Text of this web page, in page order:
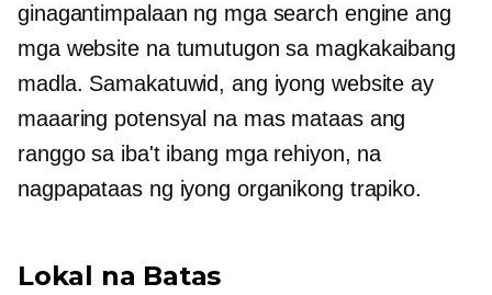
ginagantimpalaan ng mga search engine ang
mga website na tumutugon sa magkakaibang
madla. Samakatuwid, ang iyong website ay
maaaring potensyal na mas mataas ang
ranggo sa iba't ibang mga rehiyon, na
nagpapataas ng iyong organikong trapiko.
Lokal na Batas